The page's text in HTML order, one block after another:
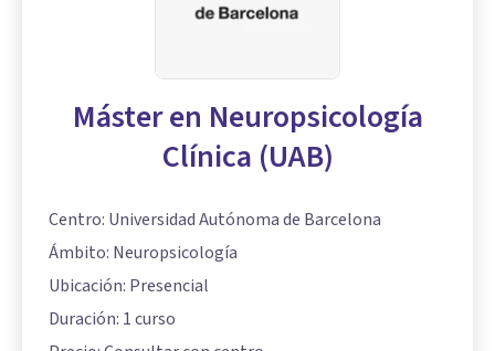
Máster en Neuropsicología
Clínica (UAB)
Centro: Universidad Autónoma de Barcelona
Ámbito: Neuropsicología
Ubicación: Presencial
Duración: 1 curso